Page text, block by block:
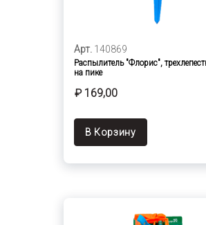
Арт. 140869
Распылитель "Флорис",
на пике
₽ 169,00
В Корзину